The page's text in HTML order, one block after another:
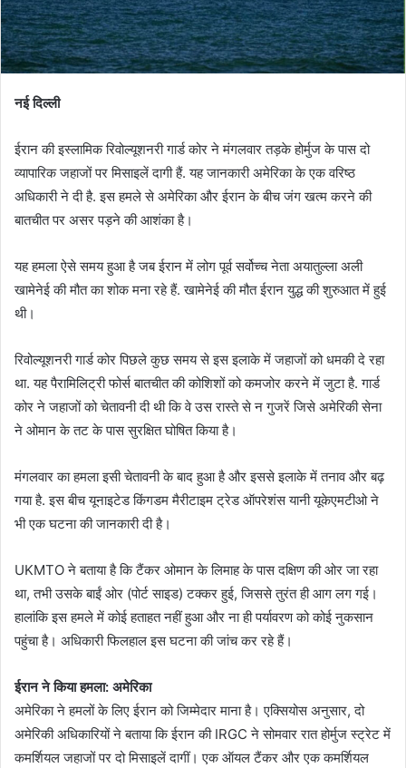
नई दिल्ली
ईरान की इस्लामिक रिवोल्यूशनरी गार्ड कोर ने मंगलवार तड़के होर्मुज के पास दो
व्यापारिक जहाजों पर मिसाइलें दागी हैं. यह जानकारी अमेरिका के एक वरिष्ठ
अधिकारी ने दी है. इस हमले से अमेरिका और ईरान के बीच जंग खत्म करने की
बातचीत पर असर पड़ने की आशंका है।
यह हमला ऐसे समय हुआ है जब ईरान में लोग पूर्व सर्वोच्च नेता अयातुल्ला अली
खामेनेई की मौत का शोक मना रहे हैं. खामेनेई की मौत ईरान युद्ध की शुरुआत में हुई
थी।
रिवोल्यूशनरी गार्ड कोर पिछले कुछ समय से इस इलाके में जहाजों को धमकी दे रहा
था. यह पैरामिलिट्री फोर्स बातचीत की कोशिशों को कमजोर करने में जुटा है. गार्ड
कोर ने जहाजों को चेतावनी दी थी कि वे उस रास्ते से न गुजरें जिसे अमेरिकी सेना
ने ओमान के तट के पास सुरक्षित घोषित किया है।
मंगलवार का हमला इसी चेतावनी के बाद हुआ है और इससे इलाके में तनाव और बढ़
गया है. इस बीच यूनाइटेड किंगडम मैरीटाइम ट्रेड ऑपरेशंस यानी यूकेएमटीओ ने
भी एक घटना की जानकारी दी है।
UKMTO ने बताया है कि टैंकर ओमान के लिमाह के पास दक्षिण की ओर जा रहा
था, तभी उसके बाईं ओर (पोर्ट साइड) टक्कर हुई, जिससे तुरंत ही आग लग गई।
हालांकि इस हमले में कोई हताहत नहीं हुआ और ना ही पर्यावरण को कोई नुकसान
पहुंचा है। अधिकारी फिलहाल इस घटना की जांच कर रहे हैं।
ईरान ने किया हमला: अमेरिका
अमेरिका ने हमलों के लिए ईरान को जिम्मेदार माना है। एक्सियोस अनुसार, दो
अमेरिकी अधिकारियों ने बताया कि ईरान की IRGC ने सोमवार रात होर्मुज स्ट्रेट में
कमर्शियल जहाजों पर दो मिसाइलें दागीं। एक ऑयल टैंकर और एक कमर्शियल